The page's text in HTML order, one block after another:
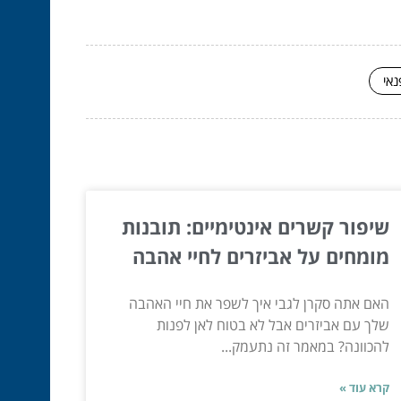
שיפור קשרים אינטימיים: תובנות
מומחים על אביזרים לחיי אהבה
האם אתה סקרן לגבי איך לשפר את חיי האהבה
שלך עם אביזרים אבל לא בטוח לאן לפנות
להכוונה? במאמר זה נתעמק...
קרא עוד »